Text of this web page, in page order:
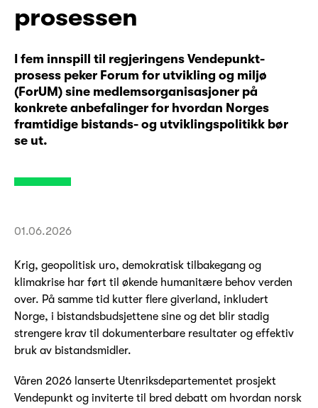
prosessen
I fem innspill til regjeringens Vendepunkt-
prosess peker Forum for utvikling og miljø
(ForUM) sine medlemsorganisasjoner på
konkrete anbefalinger for hvordan Norges
framtidige bistands- og utviklingspolitikk bør
se ut.
01.06.2026
Krig, geopolitisk uro, demokratisk tilbakegang og
klimakrise har ført til økende humanitære behov verden
over. På samme tid kutter flere giverland, inkludert
Norge, i bistandsbudsjettene sine og det blir stadig
strengere krav til dokumenterbare resultater og effektiv
bruk av bistandsmidler.
Våren 2026 lanserte Utenriksdepartementet prosjekt
Vendepunkt og inviterte til bred debatt om hvordan norsk